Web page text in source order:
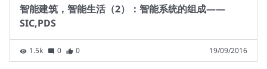
智能建筑，智能生活（2）：智能系统的组成——
SIC,PDS
1.5k 0 0 19/09/2016